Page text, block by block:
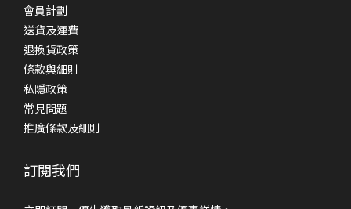
會員計劃
送貨及運費
退換貨政策
條款與細則
私隱政策
常見問題
推廣條款及細則
訂閱我們